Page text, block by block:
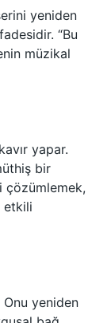
yeniden
“Bu
müzikal
yapar.
bir
çözümlemek,
etkili
yeniden